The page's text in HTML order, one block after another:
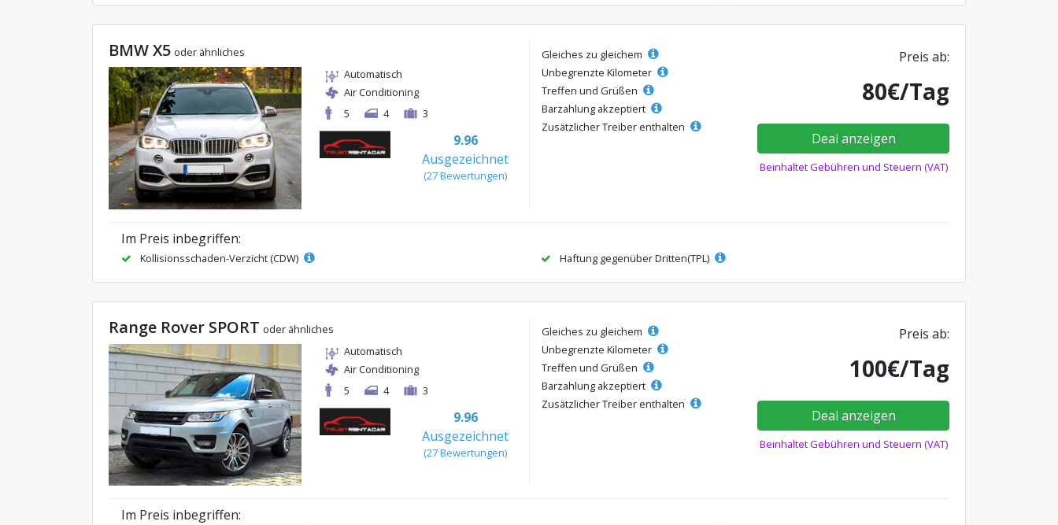
BMW X5 oder ähnliches
Automatisch
Air Conditioning
5
4 3
9.96
Ausgezeichnet
(27 Bewertungen)
Gleiches zu gleichem
Unbegrenzte Kilometer
Treffen und Grüßen
Barzahlung akzeptiert
Zusätzlicher Treiber enthalten
Preis ab:
80€/Tag
Deal anzeigen
Beinhaltet Gebühren und Steuern (VAT)
Im Preis inbegriffen:
Kollisionsschaden-Verzicht (CDW) Haftung gegenüber Dritten(TPL)
Range Rover SPORT oder ähnliches
Automatisch
Air Conditioning
5
4 3
9.96
Ausgezeichnet
(27 Bewertungen)
Gleiches zu gleichem
Unbegrenzte Kilometer
Treffen und Grüßen
Barzahlung akzeptiert
Zusätzlicher Treiber enthalten
Preis ab:
100€/Tag
Deal anzeigen
Beinhaltet Gebühren und Steuern (VAT)
Im Preis inbegriffen: